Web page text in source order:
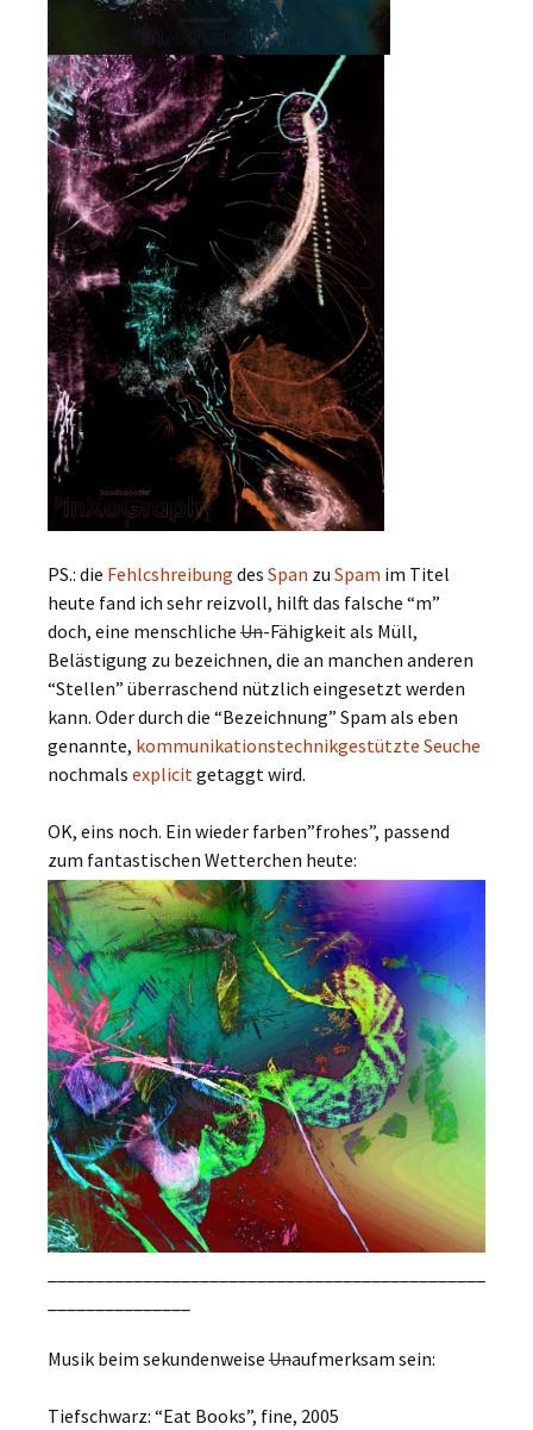
PS.: die Fehlcshreibung des Span zu Spam im Titel
heute fand ich sehr reizvoll, hilft das falsche “m”
doch, eine menschliche Un-Fähigkeit als Müll,
Belästigung zu bezeichnen, die an manchen anderen
“Stellen” überraschend nützlich eingesetzt werden
kann. Oder durch die “Bezeichnung” Spam als eben
genannte, kommunikationstechnikgestützte Seuche
nochmals explicitgetaggt wird.
OK, eins noch. Ein wieder farben”frohes”, passend
zum fantastischen Wetterchen heute:
Musik beim sekundenweise Unaufmerksam sein:
Tiefschwarz: “Eat Books”, fine, 2005